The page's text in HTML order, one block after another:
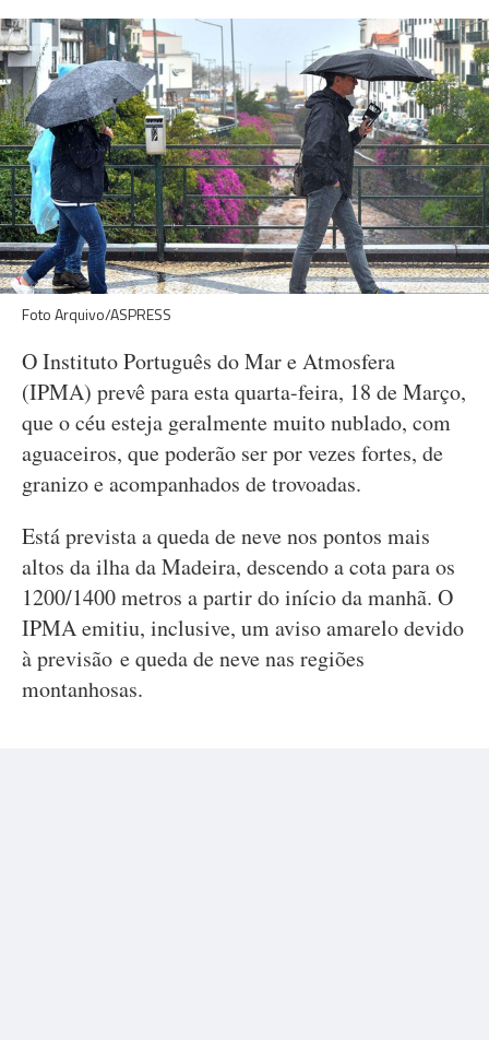
Foto Arquivo/ASPRESS
O Instituto Português do Mar e Atmosfera
(IPMA) prevê para esta quarta-feira, 18 de Março,
que o céu esteja geralmente muito nublado, com
aguaceiros, que poderão ser por vezes fortes, de
granizo e acompanhados de trovoadas.
Está prevista a queda de neve nos pontos mais
altos da ilha da Madeira, descendo a cota para os
1200/1400 metros a partir do início da manhã. O
IPMA emitiu, inclusive, um aviso amarelo devido
à previsão e queda de neve nas regiões
montanhosas.